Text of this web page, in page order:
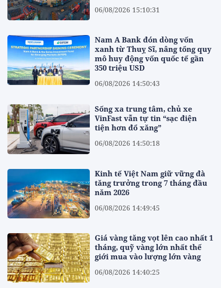
06/08/2026 15:10:31
Nam A Bank đón dòng vốn
xanh từ Thuỵ Sĩ, nâng tổng quy
mô huy động vốn quốc tế gần
350 triệu USD
06/08/2026 14:50:43
Sống xa trung tâm, chủ xe
VinFast vẫn tự tin “sạc điện
tiện hơn đổ xăng”
06/08/2026 14:50:18
Kinh tế Việt Nam giữ vững đà
tăng trưởng trong 7 tháng đầu
năm 2026
06/08/2026 14:49:45
Giá vàng tăng vọt lên cao nhất 1
tháng, quỹ vàng lớn nhất thế
giới mua vào lượng lớn vàng
06/08/2026 14:40:25